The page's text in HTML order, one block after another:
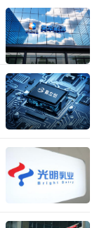
供应商，主
和销售，向
提供半导体级
单晶硅炉等
年，晶升股
4.25亿元；
万元、537
利润分别约4